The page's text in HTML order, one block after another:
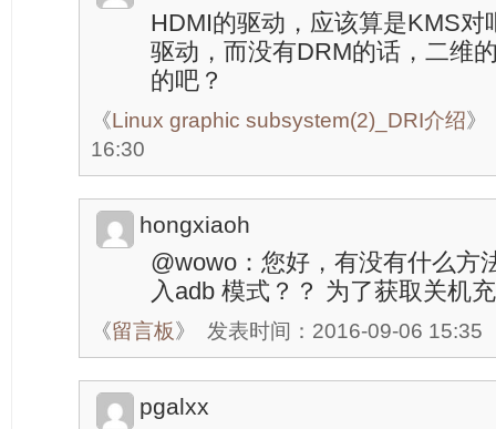
HDMI的驱动，应该算是KMS
驱动，而没有DRM的话，二维
的吧？
《Linux graphic subsystem(2)_DRI介绍》
16:30
hongxiaoh
@wowo：您好，有没有什么方
入adb 模式？？ 为了获取关机
《留言板》 发表时间：2016-09-06 15:35
pgalxx